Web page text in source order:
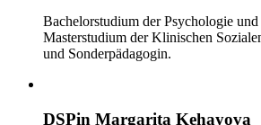
Bachelorstudium der Psychologie
Masterstudium der Klinischen
und Sonderpädagogin.
DSPin Margarita Kehayova